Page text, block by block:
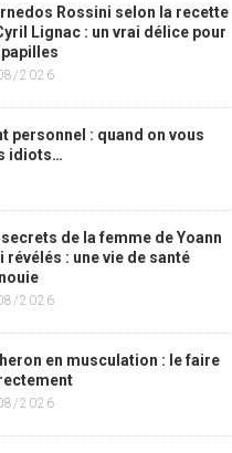
Rossini selon la recette
Lignac : un vrai délice pour
2026
personnel : quand on vous
idiots…
secrets de la femme de Yoann
révélés : une vie de santé
2026
en musculation : le faire
2026